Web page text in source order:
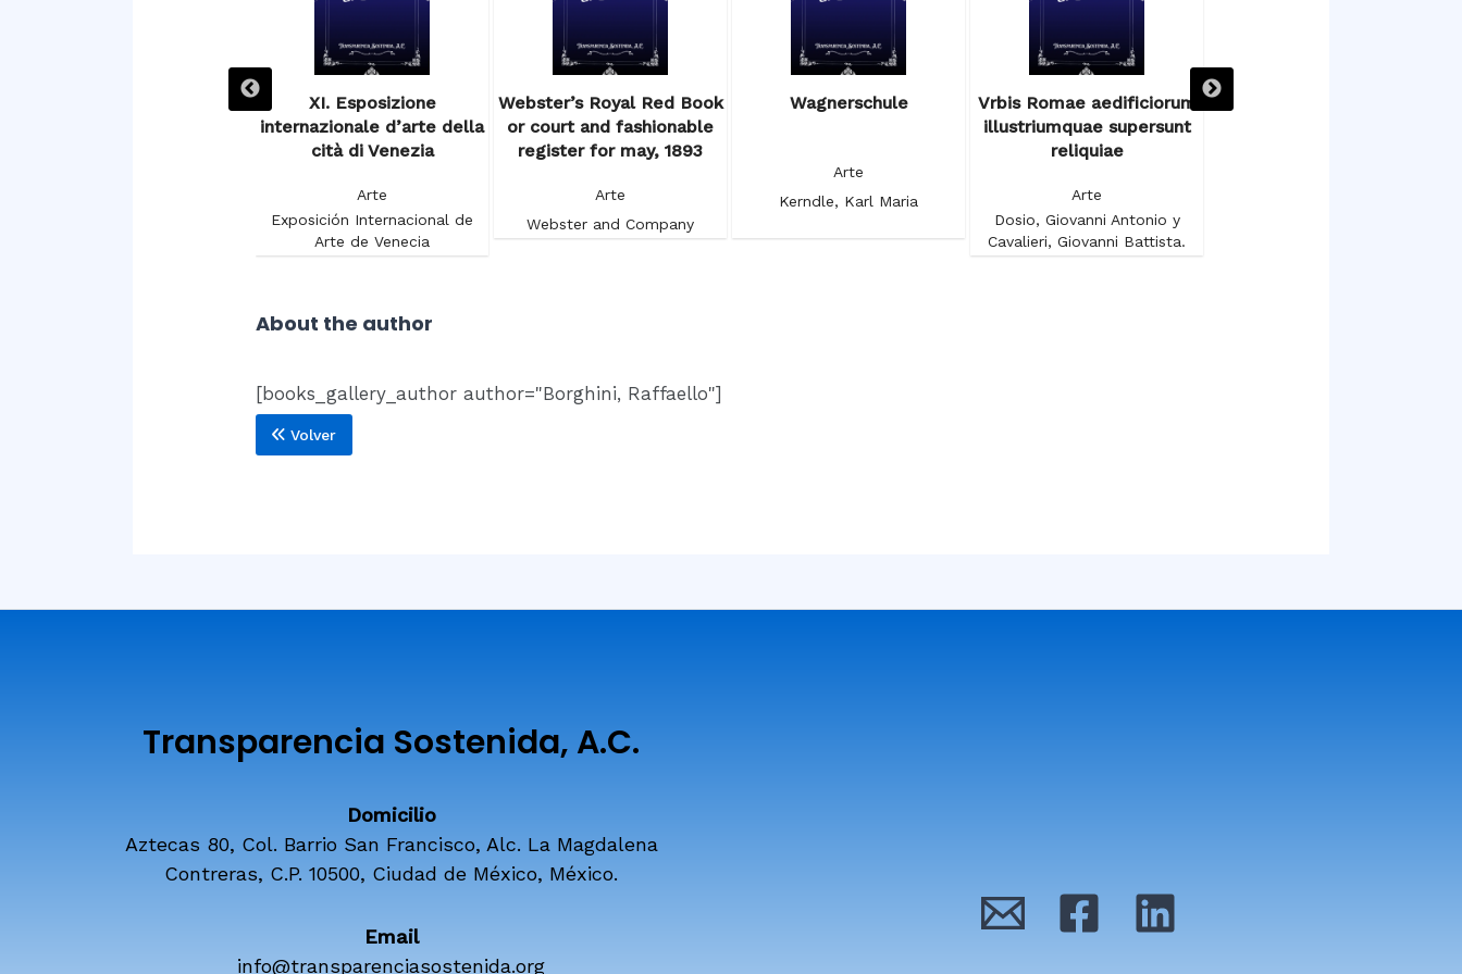
XI. Esposizione
internazionale d’arte della
cità di Venezia
Arte
Exposición Internacional de
Arte de Venecia
Webster’s Royal Red Book
or court and fashionable
register for may, 1893
Arte
Webster and Company
Wagnerschule
Arte
Kerndle, Karl Maria
Vrbis Romae aedificiorum
illustriumquae supersunt
reliquiae
Arte
Dosio, Giovanni Antonio y
Cavalieri, Giovanni Battista.
Voyage autour du Salon
About the author
[books_gallery_author author="Borghini, Raffaello"]
Volver
Transparencia Sostenida, A.C.
Domicilio
Aztecas 80, Col. Barrio San Francisco, Alc. La Magdalena
Contreras, C.P. 10500, Ciudad de México, México.
Email
info@transparenciasostenida.org